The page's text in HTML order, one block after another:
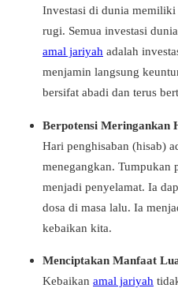
Investasi di dunia
rugi. Semua investasi
amal jariyah adalah
menjamin langsung
bersifat abadi dan terus
Berpotensi Meringankan
Hari penghisaban (hisab)
menegangkan. Tumpukan
menjadi penyelamat. Ia
dosa di masa lalu. Ia
kebaikan kita.
Menciptakan Manfaat
Kebaikan amal jariyah